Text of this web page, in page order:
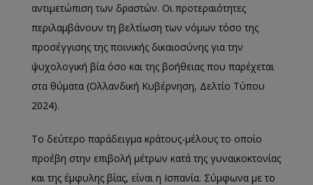
αντιμετώπιση των δραστών. Οι προτεραιότητες
περιλαμβάνουν τη βελτίωση των νόμων τόσο της
προσέγγισης της ποινικής δικαιοσύνης για την
ψυχολογική βία όσο και της βοήθειας που παρέχεται
στα θύματα (Ολλανδική Κυβέρνηση, Δελτίο Τύπου
2024).
Το δεύτερο παράδειγμα κράτους-μέλους το οποίο
προέβη στην επιβολή μέτρων κατά της γυναικοκτονίας
και της έμφυλης βίας, είναι η Ισπανία. Σύμφωνα με το